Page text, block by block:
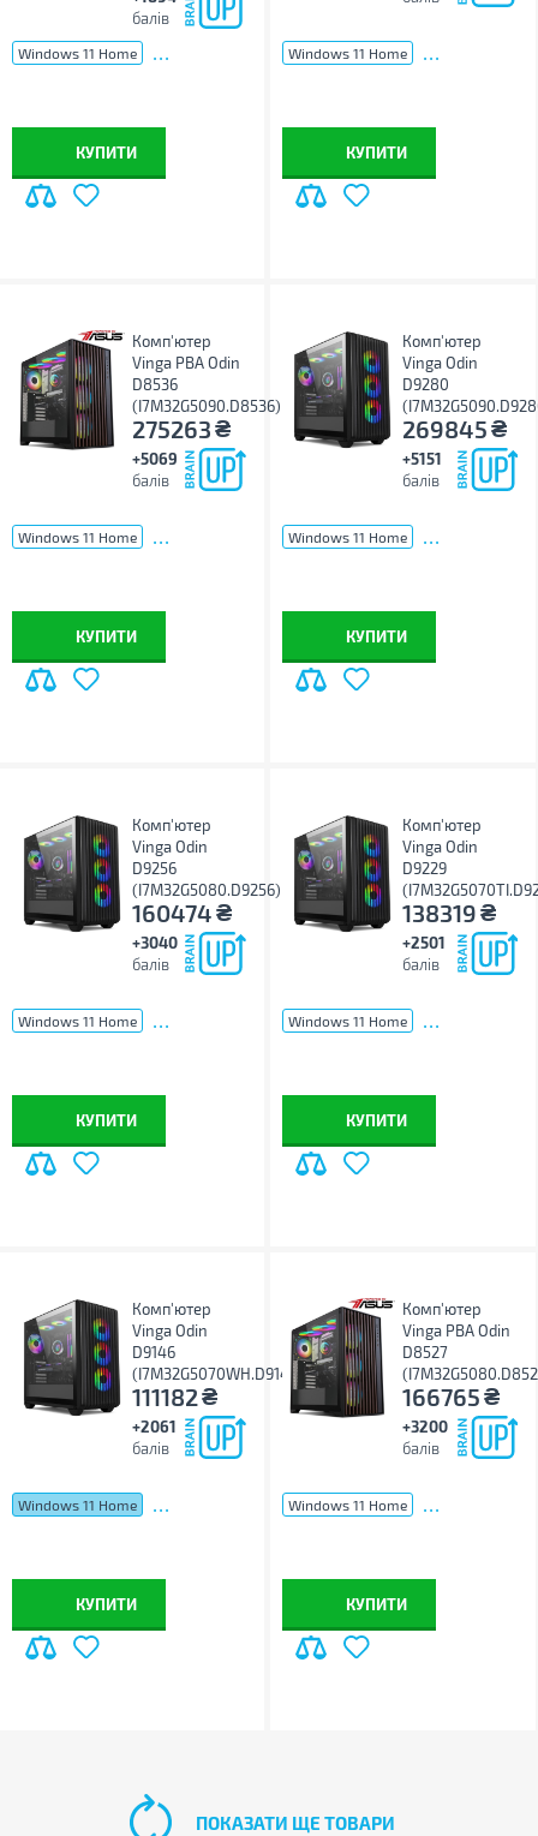
балів
Windows 11 Home ...
КУПИТИ
Windows 11 Home ...
КУПИТИ
Комп'ютер
Vinga PBA Odin
D8536
(I7M32G5090.D8536)
275263₴
+5069
балів
Windows 11 Home ...
КУПИТИ
Комп'ютер
Vinga Odin
D9280
269845₴
+5151
балів
Windows 11 Home ...
КУПИТИ
Комп'ютер
Vinga Odin
D9256
(I7M32G5080.D9256)
160474₴
+3040
балів
Windows 11 Home ...
КУПИТИ
Комп'ютер
Vinga Odin
D9229
138319₴
+2501
балів
Windows 11 Home ...
КУПИТИ
Комп'ютер
Vinga Odin
D9146
(I7M32G5070WH.D9146)
111182₴
+2061
балів
Windows 11 Home ...
КУПИТИ
Комп'ютер
Vinga PBA Odin
D8527
166765₴
+3200
балів
Windows 11 Home ...
КУПИТИ
ПОКАЗАТИ ЩЕ ТОВАРИ